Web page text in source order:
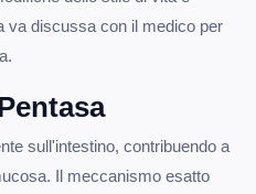
va discussa con il medico per
sull'intestino, contribuendo a
Il meccanismo esatto